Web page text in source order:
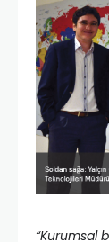
“Kurumsal